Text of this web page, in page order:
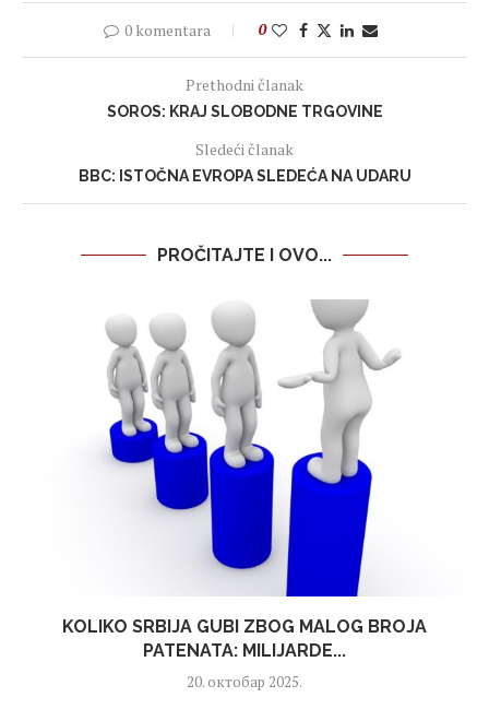
0 komentara 0
Prethodni članak
SOROS: KRAJ SLOBODNE TRGOVINE
Sledeći članak
BBC: ISTOČNA EVROPA SLEDEĆA NA UDARU
PROČITAJTE I OVO...
KOLIKO SRBIJA GUBI ZBOG MALOG BROJA
PATENATA: MILIJARDE...
20. октобар 2025.